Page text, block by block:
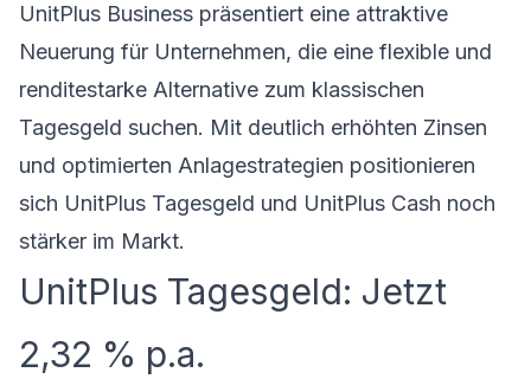
UnitPlus Business präsentiert eine attraktive
Neuerung für Unternehmen, die eine flexible und
renditestarke Alternative zum klassischen
Tagesgeld suchen. Mit deutlich erhöhten Zinsen
und optimierten Anlagestrategien positionieren
sich UnitPlus Tagesgeld und UnitPlus Cash noch
stärker im Markt.
UnitPlus Tagesgeld: Jetzt
2,32 % p.a.